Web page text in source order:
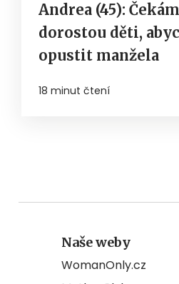
Andrea (45):
dorostou děti,
opustit manžela
18 minut čtení
Naše weby
WomanOnly.cz